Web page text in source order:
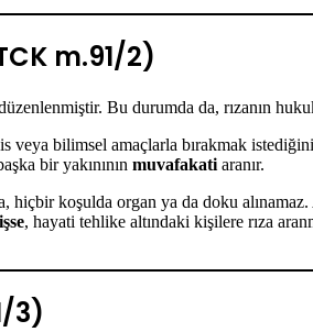
m.91/2)
Bu durumda da, rızanın
veya bilimsel amaçlarla bırakmak istediğini
bir yakınının muvafakati aranır.
hiçbir koşulda organ ya da doku
, hayati tehlike altındaki kişilere rıza
3)